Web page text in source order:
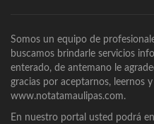
Somos un equipo de
buscamos brindarle servicios
enterado, de antemano le
gracias por aceptarnos, leernos
www.notatamaulipas.com.
En nuestro portal usted podrá